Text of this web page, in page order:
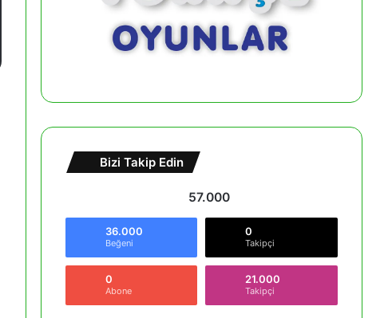
Bizi Takip Edin
57.000
36.000
Beğeni
0
Takipçi
0
Abone
21.000
Takipçi